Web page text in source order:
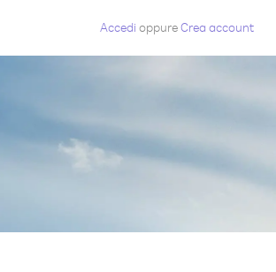
Accedi oppureCrea account